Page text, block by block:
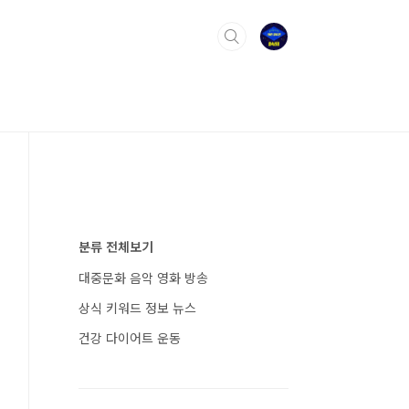
분류 전체보기
대중문화 음악 영화 방송
상식 키워드 정보 뉴스
건강 다이어트 운동